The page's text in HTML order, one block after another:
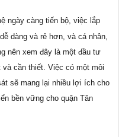
ngày càng tiến bộ, việc lắp
dàng và rẻ hơn, và cá nhân,
nên xem đây là một đầu tư
và cần thiết. Việc có một môi
sẽ mang lại nhiều lợi ích cho
bền vững cho quận Tân